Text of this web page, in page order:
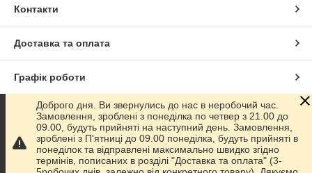
Контакти
Доставка та оплата
Графік роботи
Повна версія сайту
Сайт створено на маркетплейсіProm.ua
Доброго дня. Ви звернулись до нас в неробочий час.
Замовлення, зроблені з понеділка по четвер з 21.00 до
09.00, будуть прийняті на наступний день. Замовлення,
зроблені з П'ятниці до 09.00 понеділка, будуть прийняті в
понеділок та відправлені максимально швидко згідно
термінів, пописаних в розділі "Доставка та оплата" (3-